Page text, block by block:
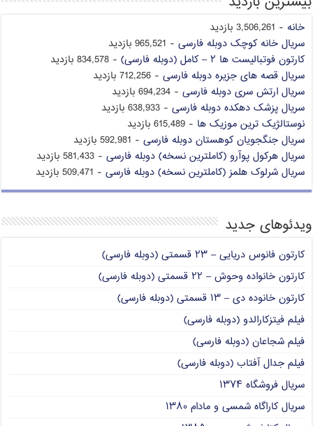
خانه - 3,506,261 بازدید
سریال خانه کوچک دوبله فارسی - 965,521 بازدید
کارتون فوتبالیست ها ۲ – کامل (دوبله فارسی)
- 834,578 بازدید
سریال قصه های جزیره دوبله فارسی - 712,256 بازدید
سریال ارتش سری دوبله فارسی - 694,234 بازدید
سریال پزشک دهکده دوبله فارسی - 638,933 بازدید
نوستالژیک ترین موزیک ها - 615,489 بازدید
سریال جنگجویان کوهستان دوبله فارسی - 592,981 بازدید
سریال هرکول پوآرو (کاملترین نسخه) دوبله فارسی - 581,433 بازدید
سریال شرلوک هلمز (کاملترین نسخه) دوبله فارسی - 509,471 بازدید
ویدئوهای جدید
کارتون فانوس دریایی – ۲۳ قسمتی (دوبله فارسی)
کارتون خانواده وحوش – ۲۲ قسمتی (دوبله فارسی)
کارتون خانوده دی – ۱۳ قسمتی (دوبله فارسی)
فیلم فیتزکارالدو (دوبله فارسی)
فیلم شجاعان (دوبله فارسی)
فیلم جدال آفتاب (دوبله فارسی)
سریال فروشگاه ۱۳۷۴
سریال کاراگاه شمسی و مادام ۱۳۸۰